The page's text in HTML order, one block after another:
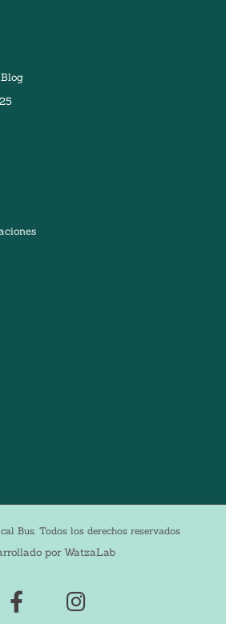
Bus. Todos los derechos reservados
por WatzaLab